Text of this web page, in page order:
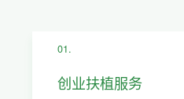
01.
创业扶植服务